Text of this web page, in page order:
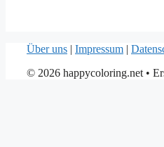
Über uns | Impressum |
© 2026 happycoloring.net •